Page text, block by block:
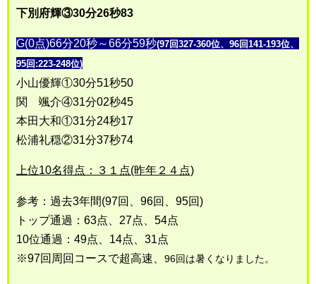
下別府輝③30分26秒83
G(0点)66分20秒～66分59秒(97回327-360位、96回141-193位、
95回:223-248位)
小山優輝①30分51秒50
関 颯介④31分02秒45
本田大和①31分24秒17
松浦礼穏②31分37秒74
上位10名得点：３１点(昨年２４点)
参考：過去3年間(97回、96回、95回)
トップ通過：63点、27点、54点
10位通過：49点、14点、31点
※97回周回コースで超高速、 96回は暑くなりました。